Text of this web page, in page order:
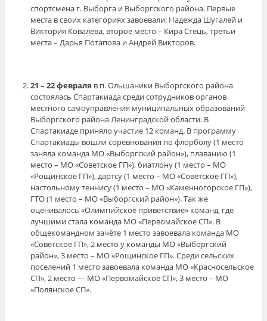
спортсмена г. Выборга и Выборгского района. Первые
места в своих категориях завоевали: Надежда Шугалей и
Виктория Ковалёва, второе место – Кира Стець, третьи
места – Дарья Потапова и Андрей Викторов.
21 – 22 февраля в п. Ольшаники Выборгского района
состоялась Спартакиада среди сотрудников органов
местного самоуправления муниципальных образований
Выборгского района Ленинградской области. В
Спартакиаде приняло участие 12 команд. В программу
Спартакиады вошли соревнования по флорболу (1 место
заняла команда МО «Выборгский район»), плаванию (1
место – МО «Советское ГП»), биатлону (1 место – МО
«Рощинское ГП»), дартсу (1 место – МО «Советское ГП»),
настольному теннису (1 место – МО «Каменногорское ГП»),
ГТО (1 место – МО «Выборгский район»). Так же
оценивалось «Олимпийское приветствие» команд, где
лучшими стала команда МО «Первомайское СП». В
общекомандном зачёте 1 место завоевала команда МО
«Советское ГП», 2 место у команды МО «Выборгский
район», 3 место – МО «Рощинское ГП». Среди сельских
поселений 1 место завоевала команда МО «Красносельское
СП», 2 место — МО «Первомайское СП», 3 место – МО
«Полянское СП».